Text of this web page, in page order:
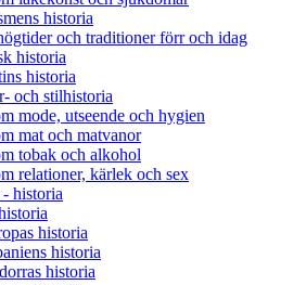
historia
och traditioner förr och idag
historia
historia
och stilhistoria
mode, utseende och hygien
mat och matvanor
tobak och alkohol
relationer, kärlek och sex
historia
historia
historia
historia